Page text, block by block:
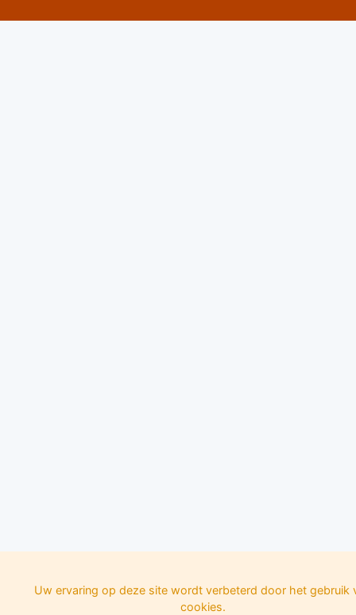
Uw ervaring op deze site wordt verbeterd door het gebruik
cookies.